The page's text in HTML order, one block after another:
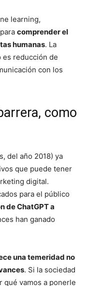
learning,
comprender el
humanas. La
es reducción de
con los
como
del año 2018) ya
que puede tener
digital.
para el público
de ChatGPT a
han ganado
una temeridad no
. Si la sociedad
qué vamos a ponerle